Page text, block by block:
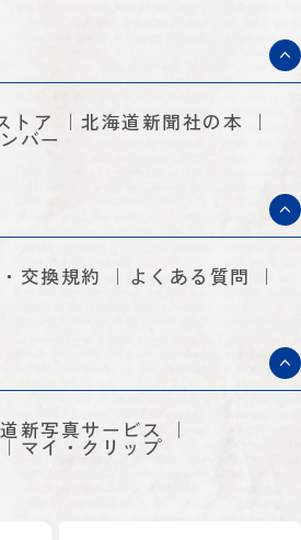
トア 北海道新聞社の本
バー
交換規約 よくある質問
道新写真サービス
マイ・クリップ